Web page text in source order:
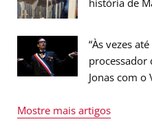
história de
“Às vezes
processador
Jonas com o
Mostre mais artigos